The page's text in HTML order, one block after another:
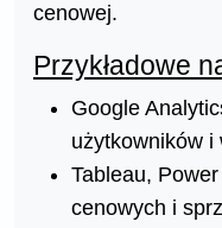
cenowej.
Przykładowe
Google
użytkowników i
Tableau,
cenowych i